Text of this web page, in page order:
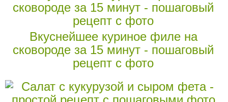
Вкуснейшее куриное филе на
сковороде за 15 минут - пошаговый
рецепт с фото